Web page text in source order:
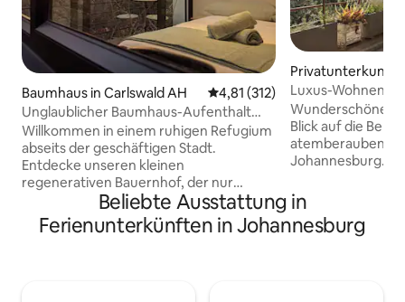
Baumhaus in Carlswald AH Durchschnittliche Bewertung:
4,81 (312)
Unglaublicher Baumhaus-Aufenthalt
inmitten der Natur
Willkommen in einem ruhigen Refugium
abseits der geschäftigen Stadt.
Entdecke unseren kleinen
regenerativen Bauernhof, der nur
wenige Minuten von der Mall of Africa
entfernt ist. Lassen Sie sich verzaubern,
wenn Sie sich in unser ruhiges Baumhaus
Privatunterkunft
n Estate
Luxus-Wohnen,
totaler Edelstein
Wunderschönes
Blick auf die
Johannesburg.
Verkehrswegen.
Rosebank/
renommierten
Beliebte Ausstattung in
Ferienunterkünften in Johannesburg